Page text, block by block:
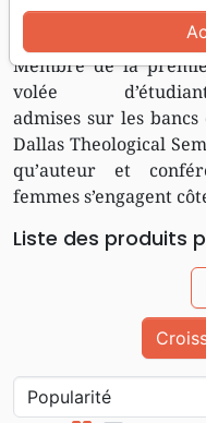
théologie. Carolyn
James combine tout
Membre de la
volée
admises sur les bancs
Dallas Theological
qu’auteur et
femmes s’engagent
Liste des produits